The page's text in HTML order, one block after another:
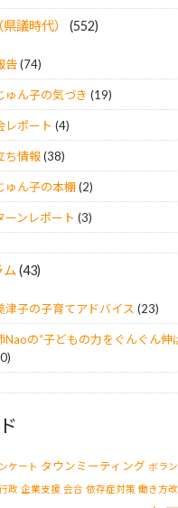
議時代） (552)
告(74)
ゅん子の気づき (19)
レポート (4)
ち情報(38)
ゅん子の本棚(2)
ーンレポート (3)
ム (43)
津子の子育てアドバイス (23)
Naoの“子どもの力をぐんぐん伸
ケート タウンミーティング ボラ
政 企業支援 会合 依存症対策 働き方